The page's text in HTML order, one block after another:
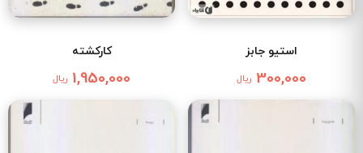
استیو جابز
300,000 ریال
کارکشته
1,950,000 ریال